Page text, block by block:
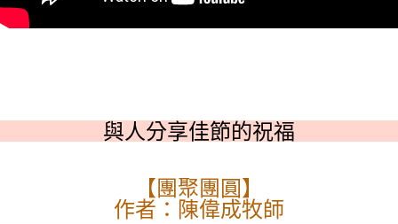
與人分享佳節的祝福
【團聚團圓】
作者：陳偉成牧師